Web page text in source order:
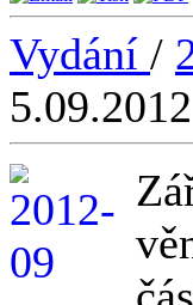
Vydání /
5.09.2012